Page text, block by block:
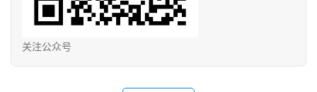
关注公众号